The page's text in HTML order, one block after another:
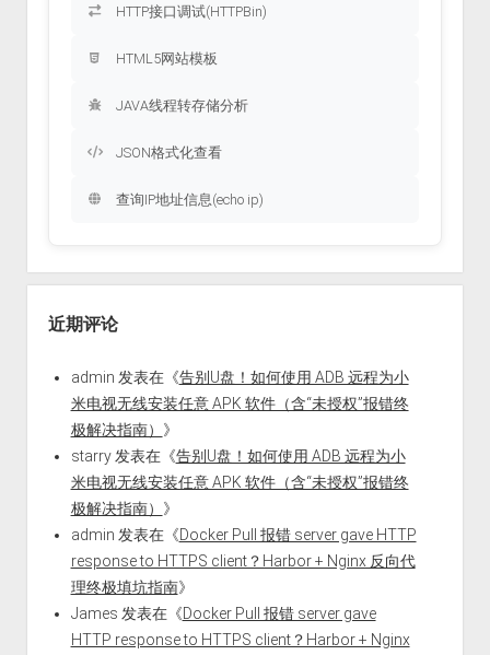
HTTP接口调试(HTTPBin)
HTML5网站模板
JAVA线程转存储分析
JSON格式化查看
查询IP地址信息(echo ip)
近期评论
admin 发表在《告别U盘！如何使用 ADB 远程为小
米电视无线安装任意 APK 软件（含“未授权”报错终
极解决指南） 》
starry发表在《告别U盘！如何使用 ADB 远程为小
米电视无线安装任意 APK 软件（含“未授权”报错终
极解决指南） 》
admin 发表在《Docker Pull 报错 server gave HTTP
response to HTTPS client？Harbor + Nginx 反向代
理终极填坑指南》
James 发表在《Docker Pull 报错 server gave
HTTP response to HTTPS client？Harbor + Nginx